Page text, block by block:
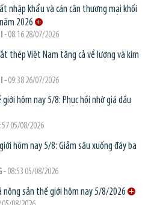
nhập khẩu và cán cân thương mại khối
2026
- 08:16 28/07/2026
thép Việt Nam tăng cả về lượng và kim
- 09:38 26/07/2026
hôm nay 5/8: Phục hồi nhờ giá dầu
05/08/2026
hôm nay 5/8: Giảm sâu xuống đáy ba
- 08:53 05/08/2026
nông sản thế giới hôm nay 5/8/2026